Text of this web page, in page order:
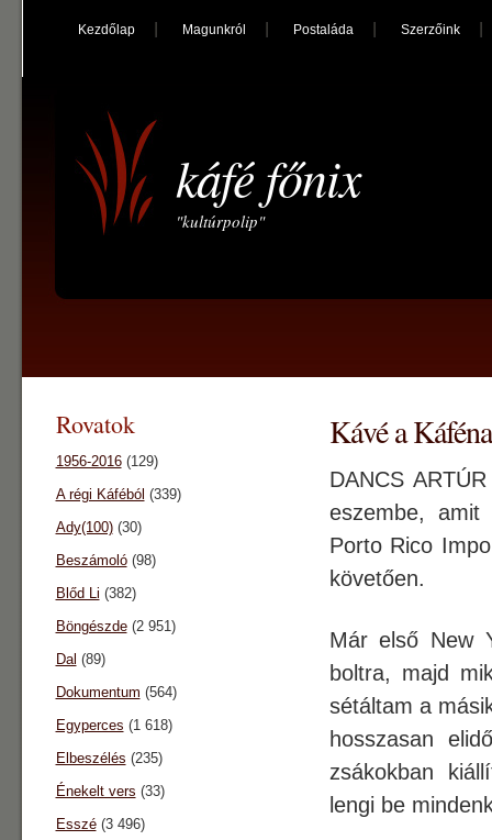
Kezdőlap Magunkról Postaláda Szerzőink
káfé főnix
"kultúrpolip"
Kávé a
DANCS
eszembe, amit
Porto Rico
követően.
Már első New
boltra, majd
sétáltam a
hosszasan
zsákokban
lengi be
Rovatok
1956-2016(129)
A régi Káféból (339)
Ady(100)(30)
Beszámoló(98)
Blőd Li (382)
Böngészde(2 951)
Dal (89)
Dokumentum (564)
Egyperces (1 618)
Elbeszélés (235)
Énekelt vers (33)
Esszé(3 496)